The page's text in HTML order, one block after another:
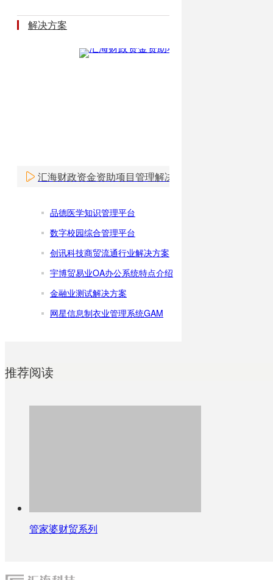
解决方案
汇海财政资金资助项目管理解决方案
品德医学知识管理平台
数字校园综合管理平台
创讯科技商贸流通行业解决方案
宇博贸易业OA办公系统特点介绍
金融业测试解决方案
网星信息制衣业管理系统GAM
推荐阅读
管家婆财贸系列